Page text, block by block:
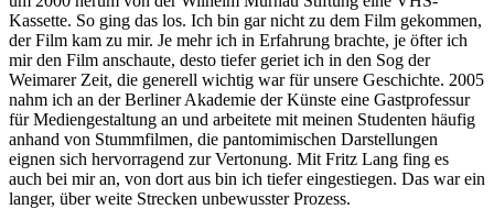
Kassette. So ging das los. Ich bin gar nicht zu dem Film gekommen,
der Film kam zu mir. Je mehr ich in Erfahrung brachte, je öfter ich
mir den Film anschaute, desto tiefer geriet ich in den Sog der
Weimarer Zeit, die generell wichtig war für unsere Geschichte. 2005
nahm ich an der Berliner Akademie der Künste eine Gastprofessur
für Mediengestaltung an und arbeitete mit meinen Studenten häufig
anhand von Stummfilmen, die pantomimischen Darstellungen
eignen sich hervorragend zur Vertonung. Mit Fritz Lang fing es
auch bei mir an, von dort aus bin ich tiefer eingestiegen. Das war ein
langer, über weite Strecken unbewusster Prozess.